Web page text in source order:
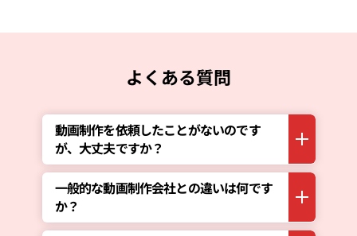
よくある質問
動画制作を依頼したことがないのです
が、大丈夫ですか？
一般的な動画制作会社との違いは何です
か？